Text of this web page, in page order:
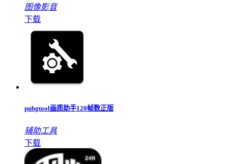
图像影音
下载
pubgtool画质助手120帧数正版
辅助工具
下载